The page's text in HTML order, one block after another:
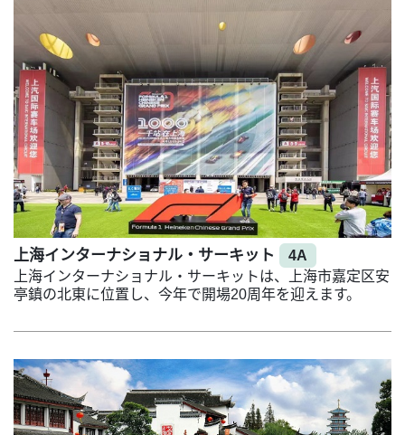
上海インターナショナル・サーキット
4A
上海インターナショナル・サーキットは、上海市嘉定区安
亭鎮の北東に位置し、今年で開場20周年を迎えます。